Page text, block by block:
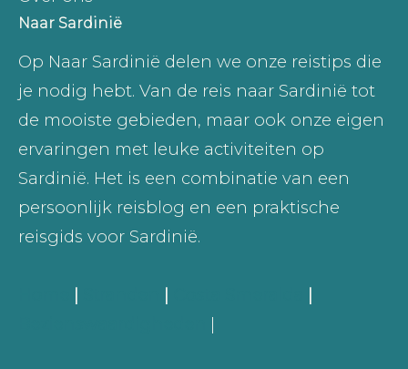
Naar Sardinië
Op Naar Sardinië delen we onze reistips die
je nodig hebt. Van de reis naar Sardinië tot
de mooiste gebieden, maar ook onze eigen
ervaringen met leuke activiteiten op
Sardinië. Het is een combinatie van een
persoonlijk reisblog en een praktische
reisgids voor Sardinië.
| |
|
|